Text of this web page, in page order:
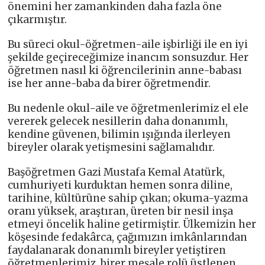
önemini her zamankinden daha fazla öne
çıkarmıştır.
Bu süreci okul-öğretmen-aile işbirliği ile en iyi
şekilde geçireceğimize inancım sonsuzdur. Her
öğretmen nasıl ki öğrencilerinin anne-babası
ise her anne-baba da birer öğretmendir.
Bu nedenle okul-aile ve öğretmenlerimiz el ele
vererek gelecek nesillerin daha donanımlı,
kendine güvenen, bilimin ışığında ilerleyen
bireyler olarak yetişmesini sağlamalıdır.
Başöğretmen Gazi Mustafa Kemal Atatürk,
cumhuriyeti kurduktan hemen sonra diline,
tarihine, kültürüne sahip çıkan; okuma-yazma
oranı yüksek, araştıran, üreten bir nesil inşa
etmeyi öncelik haline getirmiştir. Ülkemizin her
köşesinde fedakârca, çağımızın imkânlarından
faydalanarak donanımlı bireyler yetiştiren